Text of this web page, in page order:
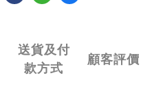
送貨及付
款方式
顧客評價